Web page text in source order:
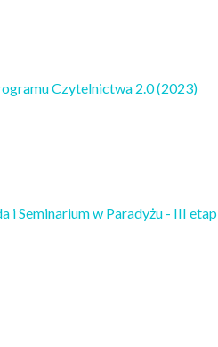
Czytelnictwa 2.0 (2023)
Seminarium w Paradyżu - III etap